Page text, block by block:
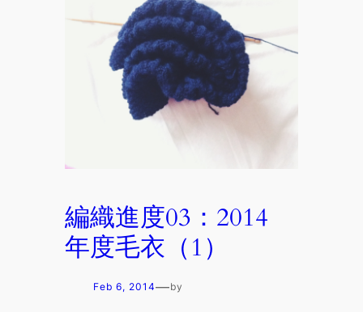
編織進度03：2014
年度毛衣（1）
Feb 6, 2014—by